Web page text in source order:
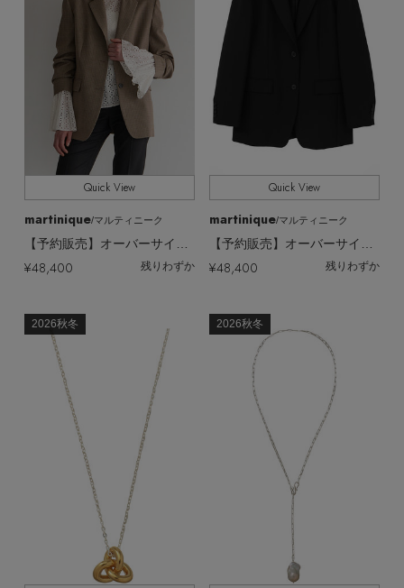
Quick View
martinique/マルティニーク
¥48,400 残りわずか
Quick View
martinique/マルティニーク
¥48,400 残りわずか
2026秋冬
2026秋冬